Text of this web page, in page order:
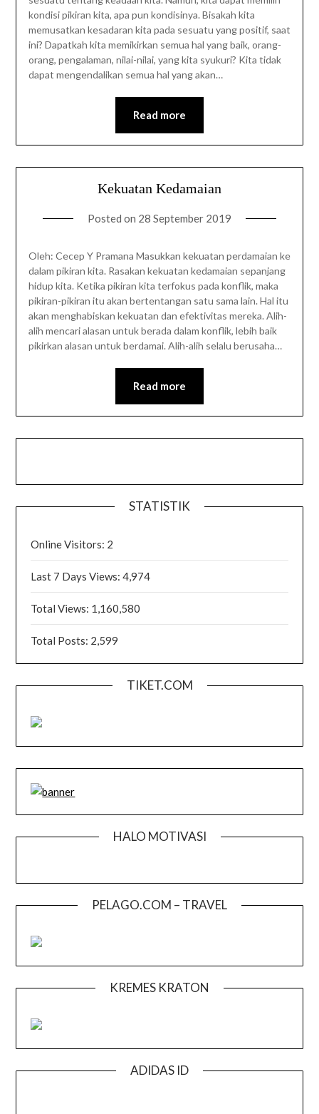
kondisi pikiran kita, apa pun kondisinya. Bisakah kita
memusatkan kesadaran kita pada sesuatu yang positif, saat
ini? Dapatkah kita memikirkan semua hal yang baik, orang-
orang, pengalaman, nilai-nilai, yang kita syukuri? Kita tidak
dapat mengendalikan semua hal yang akan…
Read more
Kekuatan Kedamaian
Posted on 28 September 2019
Oleh: Cecep Y Pramana Masukkan kekuatan perdamaian ke
dalam pikiran kita. Rasakan kekuatan kedamaian sepanjang
hidup kita. Ketika pikiran kita terfokus pada konflik, maka
pikiran-pikiran itu akan bertentangan satu sama lain. Hal itu
akan menghabiskan kekuatan dan efektivitas mereka. Alih-
alih mencari alasan untuk berada dalam konflik, lebih baik
pikirkan alasan untuk berdamai. Alih-alih selalu berusaha…
Read more
STATISTIK
Online Visitors: 2
Last 7 Days Views:4,974
Total Views: 1,160,580
Total Posts: 2,599
TIKET.COM
HALO MOTIVASI
PELAGO.COM – TRAVEL
KREMES KRATON
ADIDAS ID